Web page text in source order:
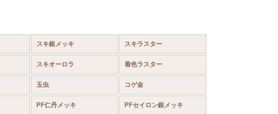
スキ銀メッキ スキラスター
スキオーロラ 着色ラスター
玉虫 コゲ金
PF仁丹メッキ PFセイロン銀メッキ